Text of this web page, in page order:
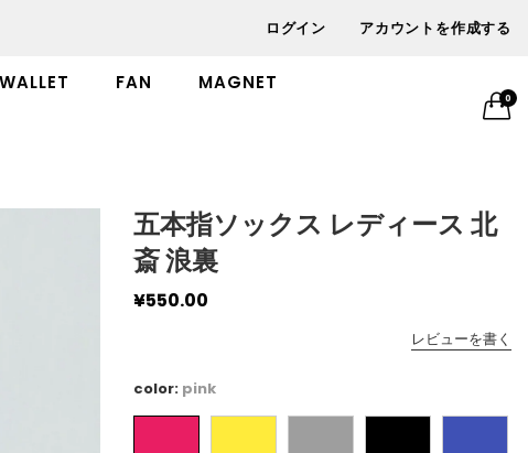
ログイン アカウントを作成する
WALLET FAN MAGNET
0
五本指ソックス レディース 北
斎 浪裏
¥550.00
レビューを書く
color: pink